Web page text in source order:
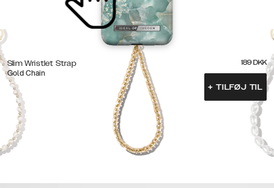
Slim Wristlet Strap
Gold Chain
189 DKK
+ TILFØJ TIL